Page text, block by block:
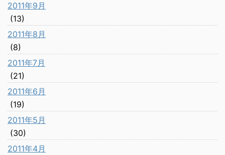
2011年9月
(13)
2011年8月
(8)
2011年7月
(21)
2011年6月
(19)
2011年5月
(30)
2011年4月